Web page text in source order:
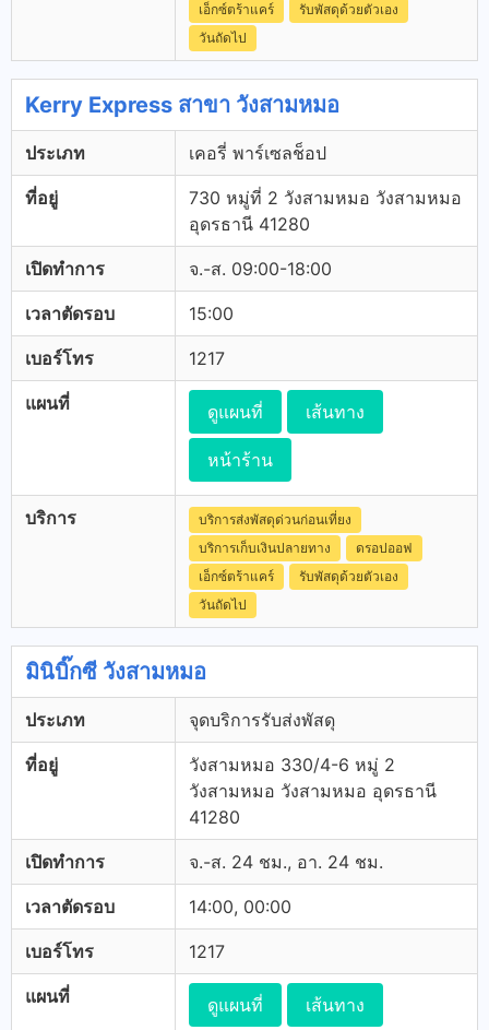
เอ็กซ์ตร้าแคร์
รับพัสดุด้วยตัวเอง
วันถัดไป
Kerry Express สาขา วังสามหมอ
ประเภท เคอรี่ พาร์เซลช็อป
ที่อยู่
730 หมู่ที่ 2 วังสามหมอ วังสามหมอ
อุดรธานี 41280
เปิดทำการ จ.-ส. 09:00-18:00
เวลาตัดรอบ 15:00
เบอร์โทร 1217
แผนที่ ดูแผนที่ เส้นทาง
หน้าร้าน
บริการ
บริการส่งพัสดุด่วนก่อนเที่ยง
บริการเก็บเงินปลายทาง
ดรอปออฟ
เอ็กซ์ตร้าแคร์
รับพัสดุด้วยตัวเอง
วันถัดไป
มินิบิ๊กซี วังสามหมอ
ประเภท จุดบริการรับส่งพัสดุ
ที่อยู่
วังสามหมอ 330/4-6 หมู่ 2
วังสามหมอ วังสามหมอ อุดรธานี
41280
เปิดทำการ จ.-ส. 24 ชม., อา. 24 ชม.
เวลาตัดรอบ 14:00, 00:00
เบอร์โทร 1217
แผนที่ ดูแผนที่ เส้นทาง